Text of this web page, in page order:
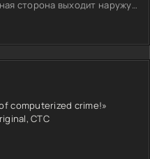
сторона выходит наружу.
а часть пытается вернуть
снаружи, а в расколе
стирается, и заносит
computerized crime!»
СТС